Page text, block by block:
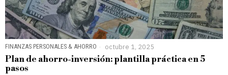
FINANZAS PERSONALES & AHORRO octubre 1, 2025
Plan de ahorro-inversión: plantilla práctica en 5
pasos